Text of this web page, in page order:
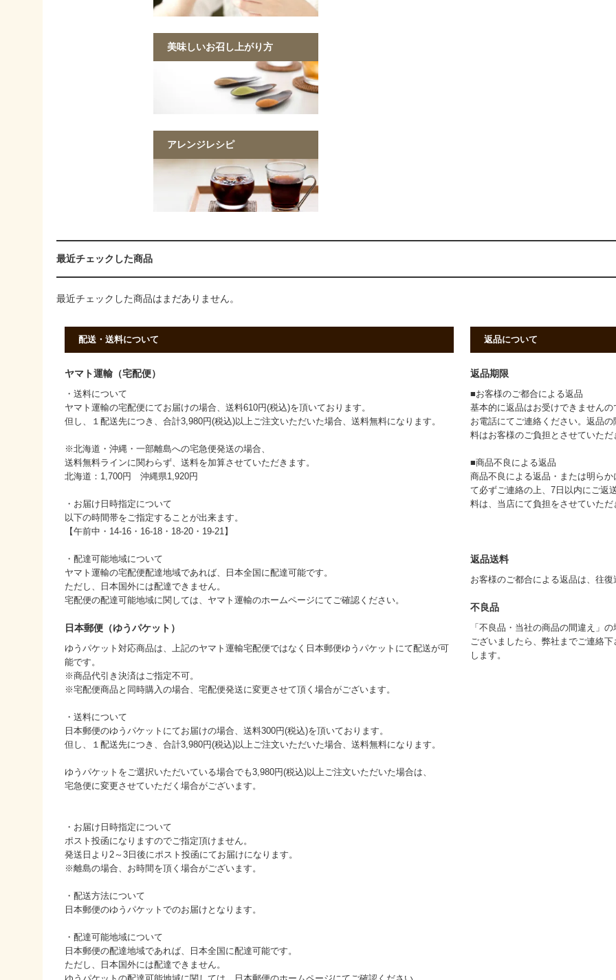
美味しいお召し上がり方
アレンジレシピ
最近チェックした商品
最近チェックした商品はまだありません。
配送・送料について
ヤマト運輸（宅配便）
・送料について
ヤマト運輸の宅配便にてお届けの場合、送料610円(税込)を頂いております。
但し、１配送先につき、合計3,980円(税込)以上ご注文いただいた場合、送料無料になります。
※北海道・沖縄・一部離島への宅急便発送の場合、
送料無料ラインに関わらず、送料を加算させていただきます。
北海道：1,700円 沖縄県1,920円
・お届け日時指定について
以下の時間帯をご指定することが出来ます。
【午前中・14-16・16-18・18-20・19-21】
・配達可能地域について
ヤマト運輸の宅配便配達地域であれば、日本全国に配達可能です。
ただし、日本国外には配達できません。
宅配便の配達可能地域に関しては、ヤマト運輸のホームページにてご確認ください。
日本郵便（ゆうパケット）
ゆうパケット対応商品は、上記のヤマト運輸宅配便ではなく日本郵便ゆうパケットにて配送が可
能です。
※商品代引き決済はご指定不可。
※宅配便商品と同時購入の場合、宅配便発送に変更させて頂く場合がございます。
・送料について
日本郵便のゆうパケットにてお届けの場合、送料300円(税込)を頂いております。
但し、１配送先につき、合計3,980円(税込)以上ご注文いただいた場合、送料無料になります。
ゆうパケットをご選択いただいている場合でも3,980円(税込)以上ご注文いただいた場合は、
宅急便に変更させていただく場合がございます。
・お届け日時指定について
ポスト投函になりますのでご指定頂けません。
発送日より2～3日後にポスト投函にてお届けになります。
※離島の場合、お時間を頂く場合がございます。
・配送方法について
日本郵便のゆうパケットでのお届けとなります。
・配達可能地域について
日本郵便の配達地域であれば、日本全国に配達可能です。
ただし、日本国外には配達できません。
返品について
返品期限
■お客様のご都合による返品
基本的に返品はお受けできません
お電話にてご連絡ください。返品
料はお客様のご負担とさせていただ
■商品不良による返品
商品不良による返品・または明ら
て必ずご連絡の上、7日以内にご返
料は、当店にて負担をさせていただ
返品送料
お客様のご都合による返品は、往
不良品
「不良品・当社の商品の間違え」
ございましたら、弊社までご連絡
します。